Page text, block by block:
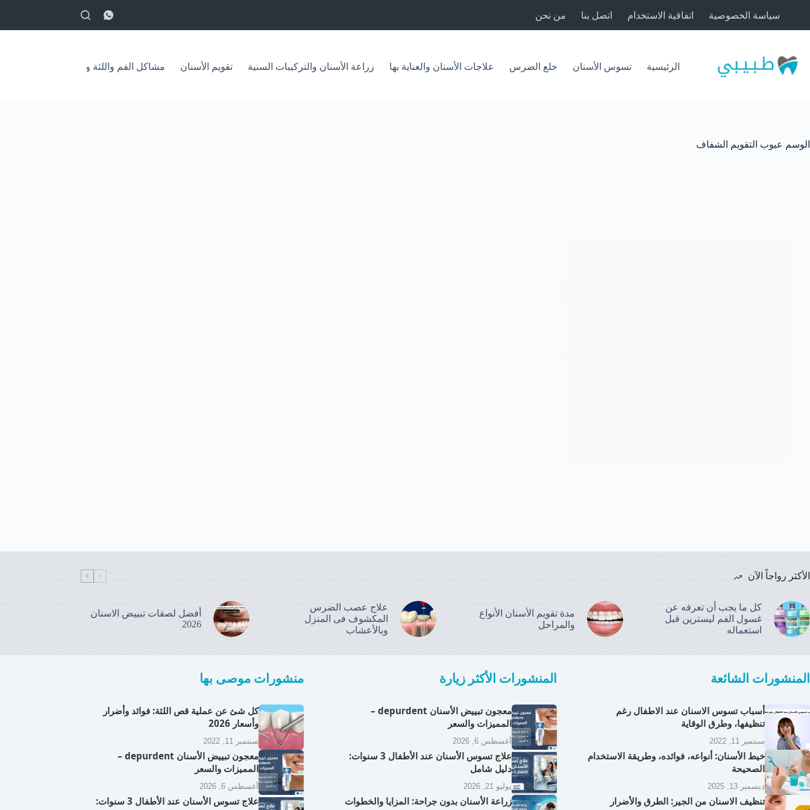
المحتوى
سياسة الخصوصية اتفاقية الاستخدام اتصل بنا من نحن
الرئيسية تسوس الأسنان خلع الضرس علاجات الأسنان والعناية بها زراعة الأسنان والتركيبات السنية تقويم الأسنان مشاكل الفم واللثة وعلاجها
الوسم عيوب التقويم الشفاف
د.عبدالرحيم هاني
سبتمبر 11, 2022
الأكثر رواجاً الآن
كل ما يجب أن تعرفه عن
غسول الفم ليسترين قبل
استعماله
مدة تقويم الأسنان الأنواع
والمراحل
علاج عصب الضرس
المكشوف فى المنزل
وبالأعشاب
أفضل لصقات تبييض الاسنان
2026
المنشورات الشائعة
أسباب تسوس الاسنان عند الاطفال رغم
تنظيفها، وطرق الوقاية
سبتمبر 11, 2022
خيط الأسنان: أنواعه، فوائده، وطريقة الاستخدام
الصحيحة
ديسمبر 13, 2025
تنظيف الاسنان من الجير: الطرق والأضرار
المنشورات الأكثر زيارة
معجون تبييض الأسنان depurdent –
المميزات والسعر
أغسطس 6, 2026
علاج تسوس الأسنان عند الأطفال 3 سنوات:
دليل شامل
يوليو 21, 2026
زراعة الأسنان بدون جراحة: المزايا والخطوات
منشورات موصى بها
كل شئ عن عملية قص اللثة: فوائد وأضرار
وأسعار 2026
سبتمبر 11, 2022
معجون تبييض الأسنان depurdent –
المميزات والسعر
أغسطس 6, 2026
علاج تسوس الأسنان عند الأطفال 3 سنوات: